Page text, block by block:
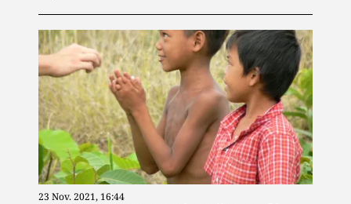
23 Nov. 2021, 16:44